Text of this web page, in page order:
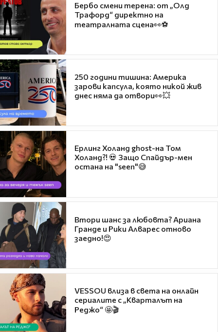
Бербо смени терена: от „Олд
Трафорд“ директно на
театралната сцена👀⚽
250 години тишина: Америка
зарови капсула, която никой жив
днес няма да отвори👀💥
Ерлинг Холанд ghost-на Том
Холанд?! 💀 Защо Спайдър-мен
остана на "seen"😅
Втори шанс за любовта? Ариана
Гранде и Рики Алварес отново
заедно!😍
VESSOU влиза в света на онлайн
сериалите с „Кварталът на
Реджо“ 🤩🎬